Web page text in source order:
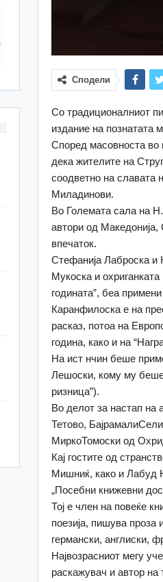
Сподели
Со традиционалниот
издание на познатата
Според масовноста во
дека жителите на
соодветно на славата
Миладинови.
Во Големата сала на
автори од
впечаток.
Стефанија Лаброска и
Мукоска и
годината”, беа
Каранфилоска е на
расказ, потоа на
година, како и на
На ист нчин беше
Лешоски, кому му беше
ризница”).
Во делот за настап на
Тетово,
МиркоТомоски од
Кај гостите од
Мишниќ, како и Лабуд
„Посебни книжевни
Тој е член на повеќе
поезија, пишува
германски, англиски,
Највозрасниот мегу
раскажувач и автор